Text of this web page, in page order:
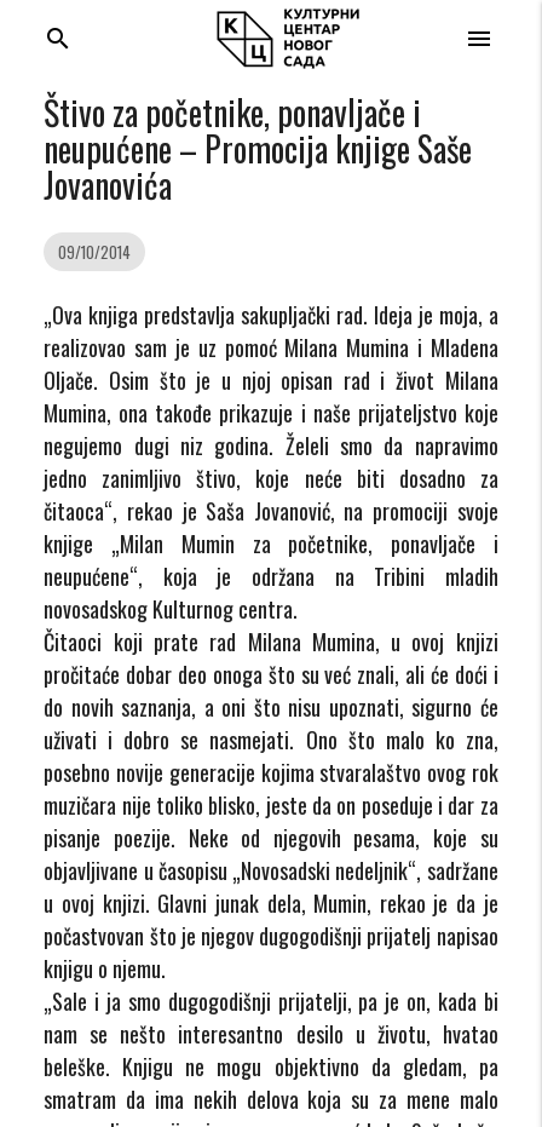
menu
search
Štivo za početnike, ponavljače i
neupućene – Promocija knjige Saše
Jovanovića
09/10/2014
„Ova knjiga predstavlja sakupljački rad. Ideja je moja, a
realizovao sam je uz pomoć Milana Mumina i Mladena
Oljače. Osim što je u njoj opisan rad i život Milana
Mumina, ona takođe prikazuje i naše prijateljstvo koje
negujemo dugi niz godina. Želeli smo da napravimo
jedno zanimljivo štivo, koje neće biti dosadno za
čitaoca“, rekao je Saša Jovanović, na promociji svoje
knjige „Milan Mumin za početnike, ponavljače i
neupućene“, koja je održana na Tribini mladih
novosadskog Kulturnog centra.
Čitaoci koji prate rad Milana Mumina, u ovoj knjizi
pročitaće dobar deo onoga što su već znali, ali će doći i
do novih saznanja, a oni što nisu upoznati, sigurno će
uživati i dobro se nasmejati. Ono što malo ko zna,
posebno novije generacije kojima stvaralaštvo ovog rok
muzičara nije toliko blisko, jeste da on poseduje i dar za
pisanje poezije. Neke od njegovih pesama, koje su
objavljivane u časopisu „Novosadski nedeljnik“, sadržane
u ovoj knjizi. Glavni junak dela, Mumin, rekao je da je
počastvovan što je njegov dugogodišnji prijatelj napisao
knjigu o njemu.
„Sale i ja smo dugogodišnji prijatelji, pa je on, kada bi
nam se nešto interesantno desilo u životu, hvatao
beleške. Knjigu ne mogu objektivno da gledam, pa
smatram da ima nekih delova koja su za mene malo